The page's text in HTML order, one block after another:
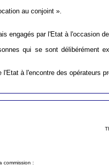
au conjoint ».
engagés par l'Etat à l'occasion
qui se sont délibérément
à l'encontre des opérateurs
commission :